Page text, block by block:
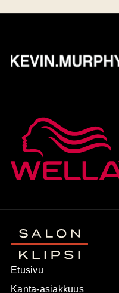
Etusivu
Kanta-asiakkuus